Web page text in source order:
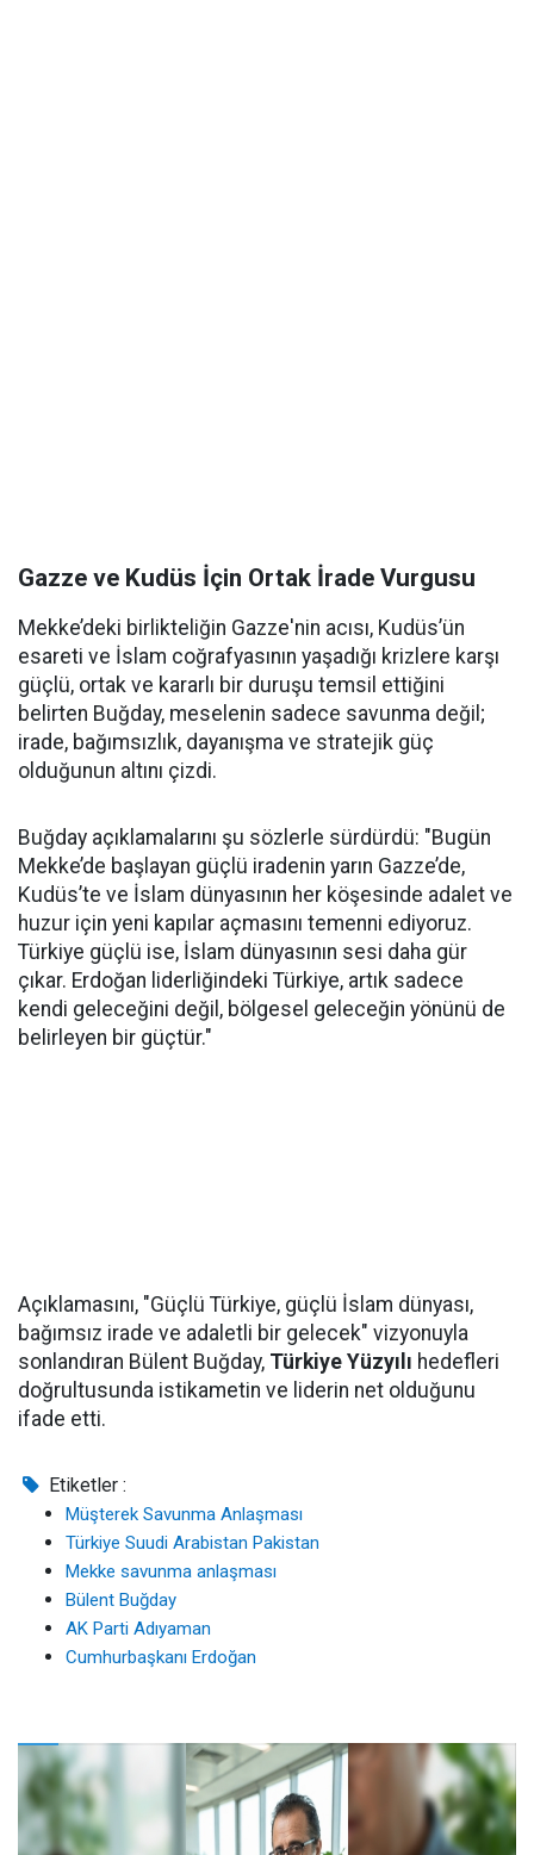
Gazze ve Kudüs İçin Ortak İrade Vurgusu
Mekke’deki birlikteliğin Gazze'nin acısı, Kudüs’ün
esareti ve İslam coğrafyasının yaşadığı krizlere karşı
güçlü, ortak ve kararlı bir duruşu temsil ettiğini
belirten Buğday, meselenin sadece savunma değil;
irade, bağımsızlık, dayanışma ve stratejik güç
olduğunun altını çizdi.
Buğday açıklamalarını şu sözlerle sürdürdü: "Bugün
Mekke’de başlayan güçlü iradenin yarın Gazze’de,
Kudüs’te ve İslam dünyasının her köşesinde adalet ve
huzur için yeni kapılar açmasını temenni ediyoruz.
Türkiye güçlü ise, İslam dünyasının sesi daha gür
çıkar. Erdoğan liderliğindeki Türkiye, artık sadece
kendi geleceğini değil, bölgesel geleceğin yönünü de
belirleyen bir güçtür."
Açıklamasını, "Güçlü Türkiye, güçlü İslam dünyası,
bağımsız irade ve adaletli bir gelecek" vizyonuyla
sonlandıran Bülent Buğday, Türkiye Yüzyılı hedefleri
doğrultusunda istikametin ve liderin net olduğunu
ifade etti.
Etiketler :
Müşterek Savunma Anlaşması
Türkiye Suudi Arabistan Pakistan
Mekke savunma anlaşması
Bülent Buğday
AK Parti Adıyaman
Cumhurbaşkanı Erdoğan